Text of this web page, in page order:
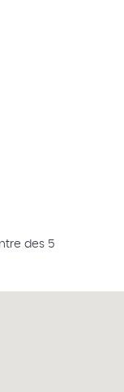
des 5